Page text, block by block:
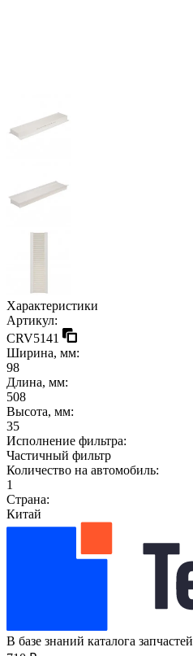
Характеристики
Артикул:
CRV5141
Ширина, мм:
98
Длина, мм:
508
Высота, мм:
35
Исполнение фильтра:
Частичный фильтр
Количество на автомобиль:
1
Страна:
Китай
В базе знаний каталога запчастей